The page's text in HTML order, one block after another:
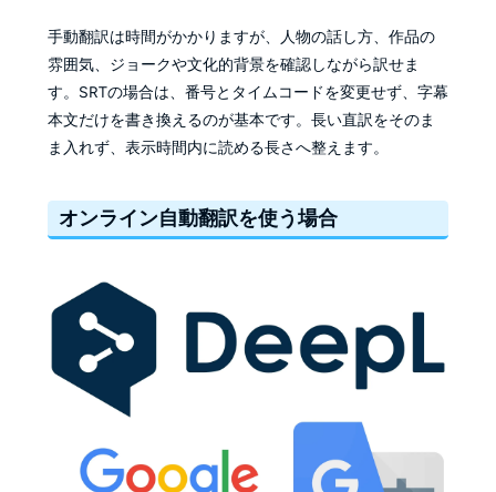
手動翻訳は時間がかかりますが、人物の話し方、作品の
雰囲気、ジョークや文化的背景を確認しながら訳せま
す。SRTの場合は、番号とタイムコードを変更せず、字幕
本文だけを書き換えるのが基本です。長い直訳をそのま
ま入れず、表示時間内に読める長さへ整えます。
オンライン自動翻訳を使う場合